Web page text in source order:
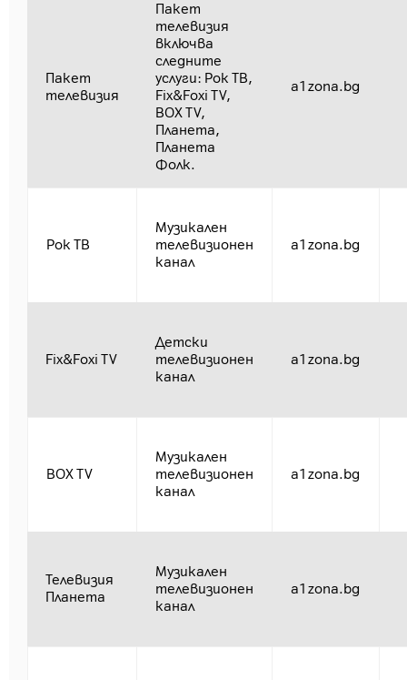
Пакет
телевизия
Пакет
телевизия
включва
следните
услуги: Рок ТВ,
Fix&Foxi TV,
BOX TV,
Планета,
Планета
Фолк.
a1zona.bg
Рок ТВ
Музикален
телевизионен
канал
a1zona.bg
Fix&Foxi TV
Детски
телевизионен
канал
a1zona.bg
BOX TV
Музикален
телевизионен
канал
a1zona.bg
Телевизия
Планета
Музикален
телевизионен
канал
a1zona.bg